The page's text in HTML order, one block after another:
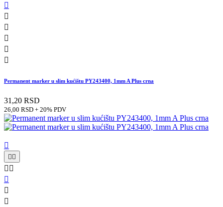






Permanent marker u slim kućištu PY243400, 1mm A Plus crna
31,20 RSD
26,00 RSD + 20% PDV

 
 


